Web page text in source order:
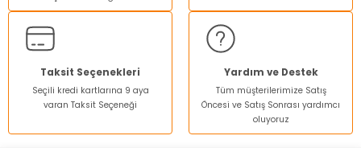
Taksit Seçenekleri
Seçili kredi kartlarına 9 aya
varan Taksit Seçeneği
Yardım ve Destek
Tüm müşterilerimize Satış
Öncesi ve Satış Sonrası yardımcı
oluyoruz